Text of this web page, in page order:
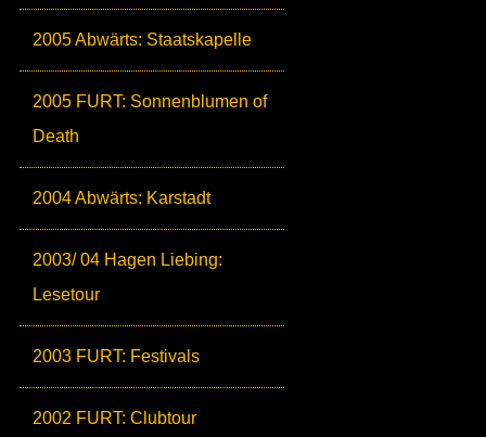
2005 Abwärts: Staatskapelle
2005 FURT: Sonnenblumen of
Death
2004 Abwärts: Karstadt
2003/ 04 Hagen Liebing:
Lesetour
2003 FURT: Festivals
2002 FURT: Clubtour